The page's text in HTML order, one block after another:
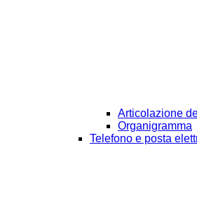
Articolazione
Organigramma
Telefono e posta